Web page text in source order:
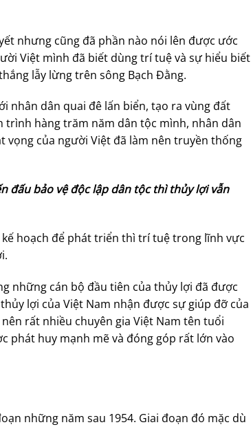
nhưng cũng đã phần nào nói lên được ước
Việt mình đã biết dùng trí tuệ và sự hiểu biết
lẫy lừng trên sông Bạch Đằng.
nhân dân quai đê lấn biển, tạo ra vùng đất
trình hàng trăm năm dân tộc mình, nhân dân
vọng của người Việt đã làm nên truyền thống
đấu bảo vệ độc lập dân tộc thì thủy lợi vẫn
hoạch để phát triển thì trí tuệ trong lĩnh vực
những cán bộ đầu tiên của thủy lợi đã được
lợi của Việt Nam nhận được sự giúp đỡ của
rất nhiều chuyên gia Việt Nam tên tuổi
phát huy mạnh mẽ và đóng góp rất lớn vào
những năm sau 1954. Giai đoạn đó mặc dù